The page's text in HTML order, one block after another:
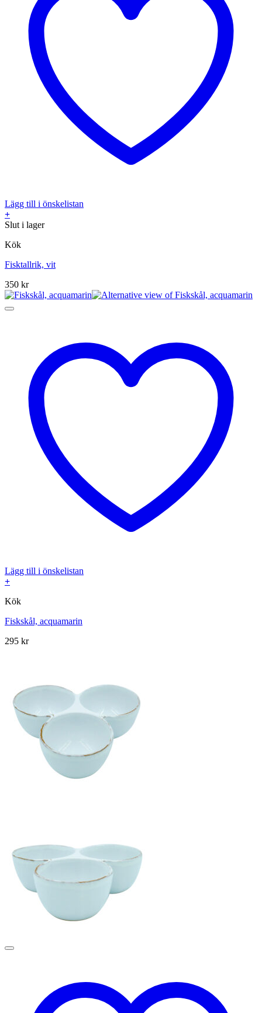
Lägg till i önskelistan
+
Slut i lager
Kök
Fisktallrik, vit
350 kr
Lägg till i önskelistan
+
Kök
Fiskskål, acquamarin
295 kr